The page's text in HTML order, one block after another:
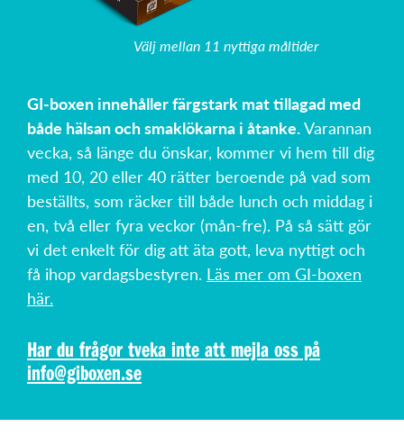
Välj mellan 11 nyttiga måltider
GI-boxen innehåller färgstark mat tillagad med
både hälsan och smaklökarna i åtanke.Varannan
vecka, så länge du önskar, kommer vi hem till dig
med 10, 20 eller 40 rätter beroende på vad som
beställts, som räcker till både lunch och middag i
en, två eller fyra veckor (mån-fre). På så sätt gör
vi det enkelt för dig att äta gott, leva nyttigt och
få ihop vardagsbestyren. Läs mer om GI-boxen
här.
Har du frågor tveka inte att mejla oss på
info@giboxen.se